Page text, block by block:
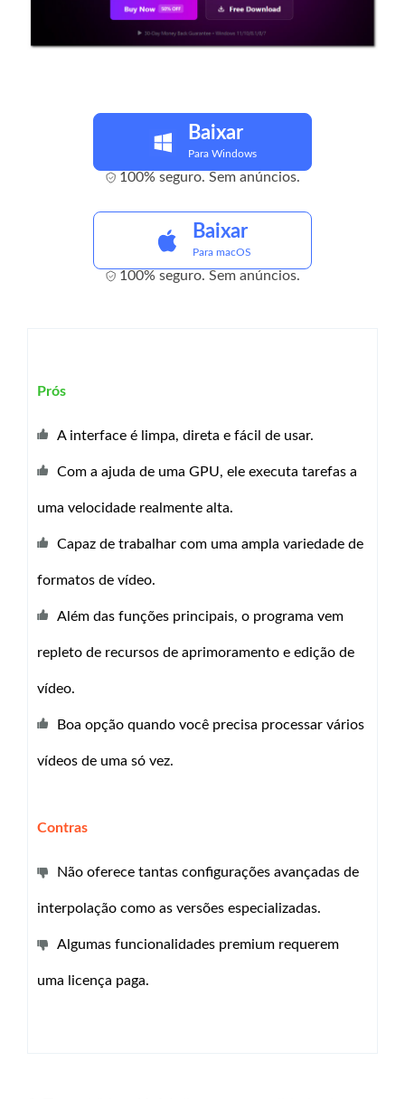
Baixar
Para Windows
100% seguro. Sem anúncios.
Baixar
Para macOS
100% seguro. Sem anúncios.
Prós
A interface é limpa, direta e fácil de usar.
Com a ajuda de uma GPU, ele executa tarefas a
uma velocidade realmente alta.
Capaz de trabalhar com uma ampla variedade de
formatos de vídeo.
Além das funções principais, o programa vem
repleto de recursos de aprimoramento e edição de
vídeo.
Boa opção quando você precisa processar vários
vídeos de uma só vez.
Contras
Não oferece tantas configurações avançadas de
interpolação como as versões especializadas.
Algumas funcionalidades premium requerem
uma licença paga.